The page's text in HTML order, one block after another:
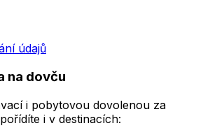
údajů
na dovču
i pobytovou dovolenou za
i v destinacích: